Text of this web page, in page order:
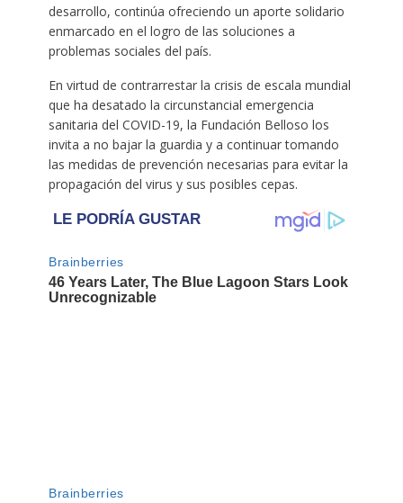
desarrollo, continúa ofreciendo un aporte solidario
enmarcado en el logro de las soluciones a
problemas sociales del país.
En virtud de contrarrestar la crisis de escala mundial
que ha desatado la circunstancial emergencia
sanitaria del COVID-19, la Fundación Belloso los
invita a no bajar la guardia y a continuar tomando
las medidas de prevención necesarias para evitar la
propagación del virus y sus posibles cepas.